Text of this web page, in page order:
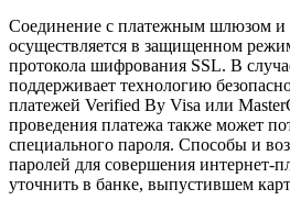
Соединение с платежным шлюзом и
осуществляется в защищенном
протокола шифрования SSL. В
поддерживает технологию
платежей Verified By Visa или
проведения платежа также может
специального пароля. Способы и
паролей для совершения интернет-
уточнить в банке, выпустившем